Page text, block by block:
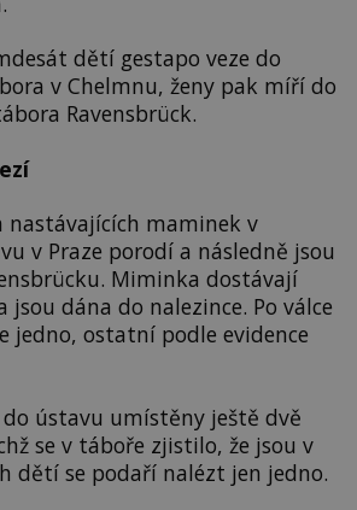
dětí gestapo veze do
v Chelmnu, ženy pak míří do
Ravensbrück.
nastávajících maminek v
v Praze porodí a následně jsou
Miminka dostávají
jsou dána do nalezince. Po válce
jedno, ostatní podle evidence
ústavu umístěny ještě dvě
se v táboře zjistilo, že jsou v
dětí se podaří nalézt jen jedno.